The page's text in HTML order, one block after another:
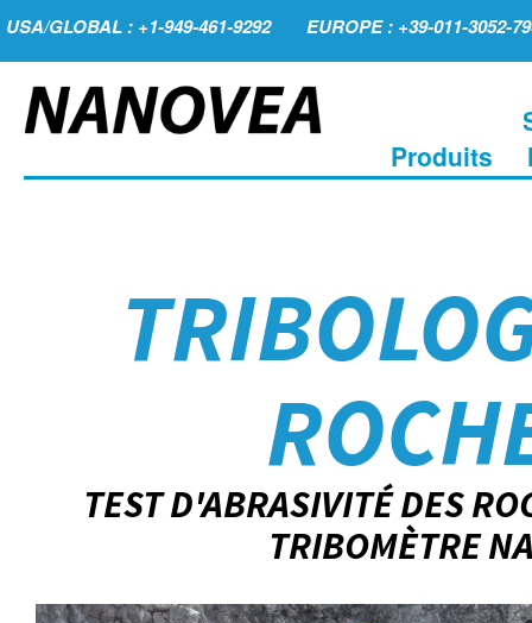
USA/GLOBAL : +1-949-461-9292 EUROPE : +39-011-3052-
Produits
TEST D'ABRASIVITÉ DES
TRIBOMÈTRE